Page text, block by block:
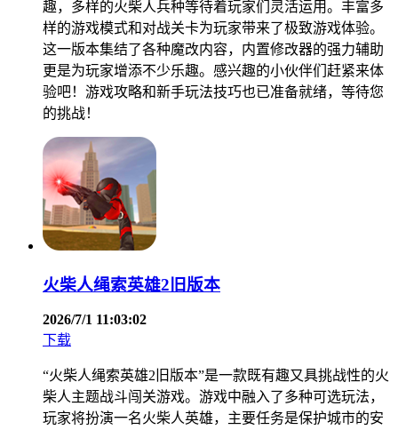
趣，多样的火柴人兵种等待着玩家们灵活运用。丰富多
样的游戏模式和对战关卡为玩家带来了极致游戏体验。
这一版本集结了各种魔改内容，内置修改器的强力辅助
更是为玩家增添不少乐趣。感兴趣的小伙伴们赶紧来体
验吧！游戏攻略和新手玩法技巧也已准备就绪，等待您
的挑战！
火柴人绳索英雄2旧版本
2026/7/1 11:03:02
下载
“火柴人绳索英雄2旧版本”是一款既有趣又具挑战性的火
柴人主题战斗闯关游戏。游戏中融入了多种可选玩法，
玩家将扮演一名火柴人英雄，主要任务是保护城市的安